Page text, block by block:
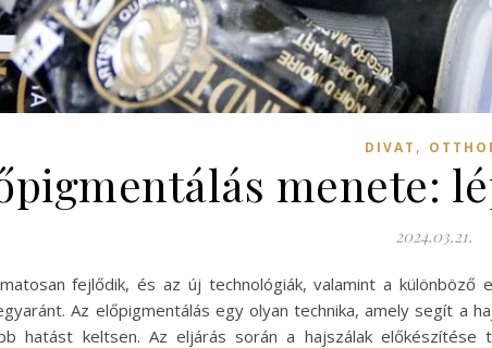
DIVAT ,
menete:
2024.03.21.
fejlődik, és az új technológiák, valamint a
Az előpigmentálás egy olyan technika, amely segít a
hatást keltsen. Az eljárás során a hajszálak